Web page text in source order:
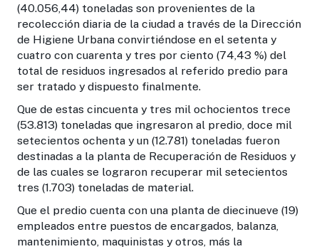
(40.056,44) toneladas son provenientes de la
recolección diaria de la ciudad a través de la Dirección
de Higiene Urbana convirtiéndose en el setenta y
cuatro con cuarenta y tres por ciento (74,43 %) del
total de residuos ingresados al referido predio para
ser tratado y dispuesto finalmente.
Que de estas cincuenta y tres mil ochocientos trece
(53.813) toneladas que ingresaron al predio, doce mil
setecientos ochenta y un (12.781) toneladas fueron
destinadas a la planta de Recuperación de Residuos y
de las cuales se lograron recuperar mil setecientos
tres (1.703) toneladas de material.
Que el predio cuenta con una planta de diecinueve (19)
empleados entre puestos de encargados, balanza,
mantenimiento, maquinistas y otros, más la